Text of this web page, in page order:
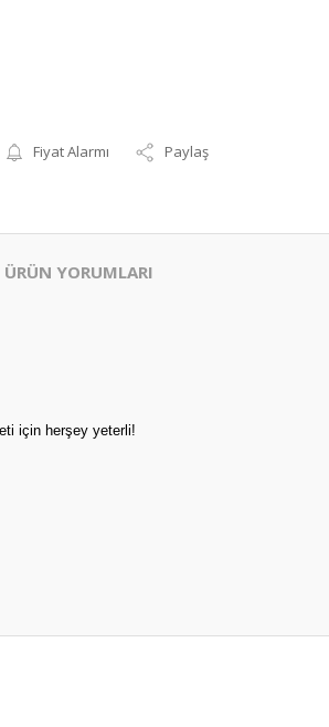
Fiyat Alarmı Paylaş
ÜRÜN YORUMLARI
için herşey yeterli!